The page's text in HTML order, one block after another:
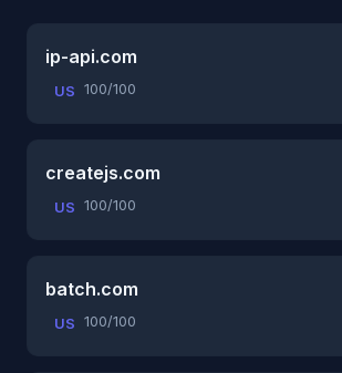
ip-api.com
US 100/100
createjs.com
US 100/100
batch.com
US 100/100